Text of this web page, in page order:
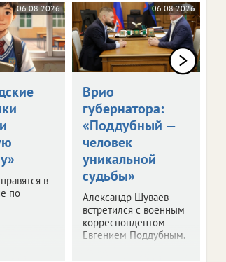
06.08.2026
в
по
06.08.2026
Врио
губернатора:
«Поддубный —
человек
уникальной
судьбы»
Александр Шуваев
встретился с военным
корреспондентом
Евгением Поддубным.